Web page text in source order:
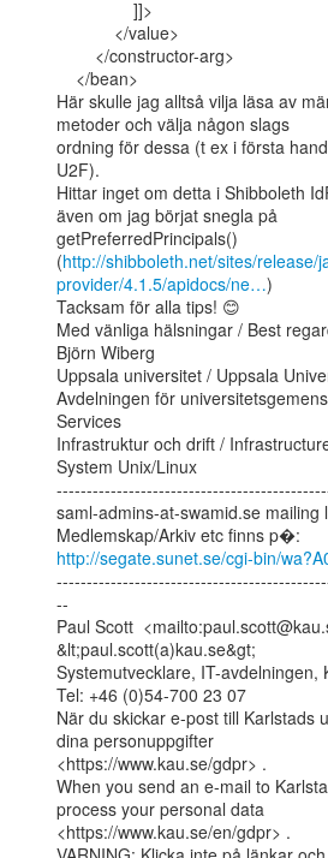
Här skulle jag alltså vilja läsa av
metoder och välja någon slags
ordning för dessa (t ex i första
U2F).
Hittar inget om detta i Shibboleth
även om jag börjat snegla på
getPreferredPrincipals()
(http://shibboleth.net/sites/release/
provider/4.1.5/apidocs/ne…)
Tacksam för alla tips! 😊
Med vänliga hälsningar / Best
Björn Wiberg
Uppsala universitet / Uppsala
Avdelningen för
Services
Infrastruktur och drift /
System Unix/Linux
saml-admins-at-swamid.se mailing
http://segate.sunet.se/cgi-bin/
--
Paul Scott
&lt;paul.scott(a)kau.se&gt;
Systemutvecklare, IT-avdelningen,
Tel: +46 (0)54-700 23 07
När du skickar e-post till Karlstads
dina personuppgifter
<https://www.kau.se/gdpr> .
When you send an e-mail to
process your personal data
<https://www.kau.se/en/gdpr> .